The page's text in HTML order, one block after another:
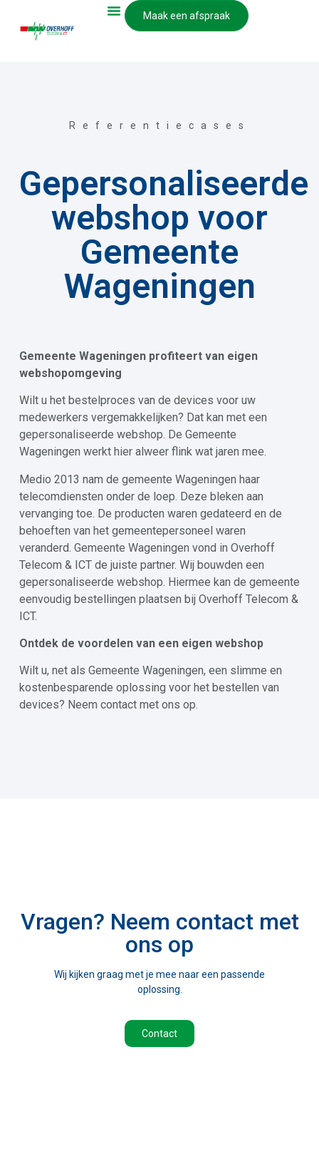
Maak een afspraak
Referentiecases
Gepersonaliseerde
webshop voor
Gemeente
Wageningen
Gemeente Wageningen profiteert van eigen
webshopomgeving
Wilt u het bestelproces van de devices voor uw
medewerkers vergemakkelijken? Dat kan met een
gepersonaliseerde webshop. De Gemeente
Wageningen werkt hier alweer flink wat jaren mee.
Medio 2013 nam de gemeente Wageningen haar
telecomdiensten onder de loep. Deze bleken aan
vervanging toe. De producten waren gedateerd en de
behoeften van het gemeentepersoneel waren
veranderd. Gemeente Wageningen vond in Overhoff
Telecom & ICT de juiste partner. Wij bouwden een
gepersonaliseerde webshop. Hiermee kan de gemeente
eenvoudig bestellingen plaatsen bij Overhoff Telecom &
ICT.
Ontdek de voordelen van een eigen webshop
Wilt u, net als Gemeente Wageningen, een slimme en
kostenbesparende oplossing voor het bestellen van
devices? Neem contact met ons op.
Vragen? Neem contact met
ons op
Wij kijken graag met je mee naar een passende
oplossing.
Contact